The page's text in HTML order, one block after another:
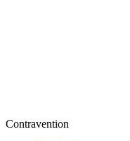
Contravention